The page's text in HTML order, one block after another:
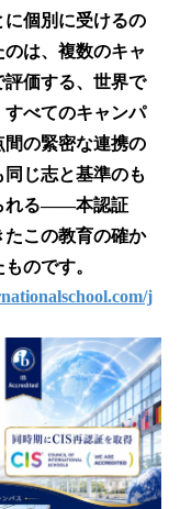
個別に受けるの
は、複数のキャ
評価する、世界で
すべてのキャンパ
間の緊密な連携の
じ志と基準のも
れる——本認証
この教育の確か
のです。
j